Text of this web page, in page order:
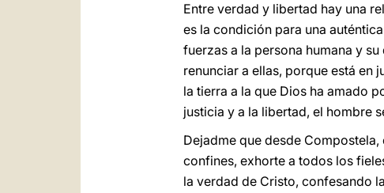
Entre verdad y libertad hay una
es la condición para una
fuerzas a la persona humana y
renunciar a ellas, porque está en
la tierra a la que Dios ha amado
justicia y a la libertad, el hombre
Dejadme que desde
confines, exhorte a todos los
la verdad de Cristo, confesando